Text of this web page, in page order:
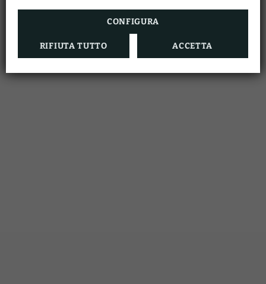
CONFIGURA
RIFIUTA TUTTO ACCETTA